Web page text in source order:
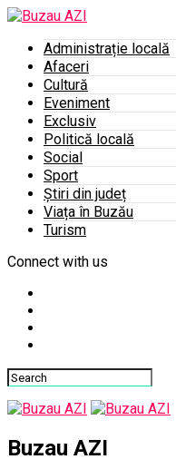
Administrație locală
Afaceri
Cultură
Eveniment
Exclusiv
Politică locală
Social
Sport
Știri din județ
Viața în Buzău
Turism
Connect with us
Buzau AZI